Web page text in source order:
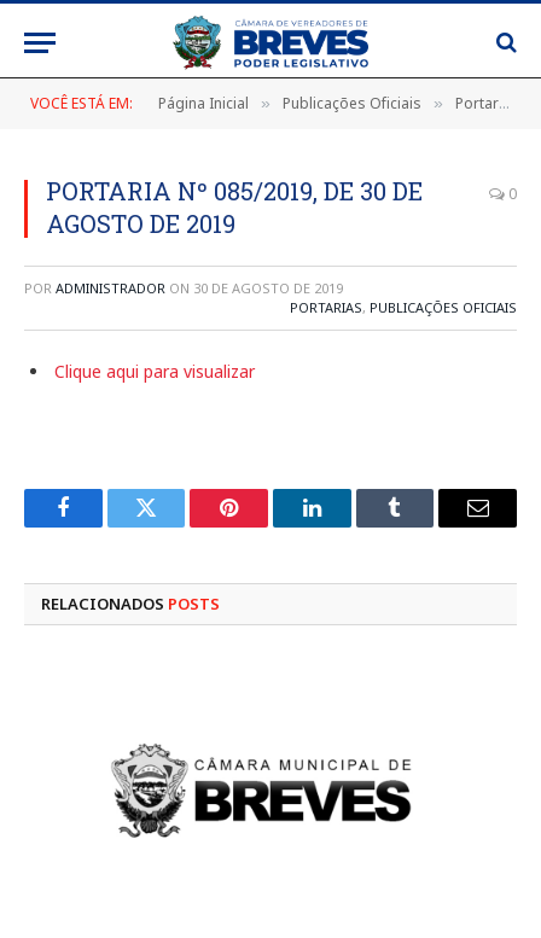
VOCÊ ESTÁ EM: Página Inicial » Publicações Oficiais » Portarias
PORTARIA Nº 085/2019, DE 30 DE
AGOSTO DE 2019
0
POR ADMINISTRADOR ON 30 DE AGOSTO DE 2019
PORTARIAS, PUBLICAÇÕES OFICIAIS
Clique aqui para visualizar
FacebookTwitter Pinterest LinkedInTumblr
E-
RELACIONADOS POSTS